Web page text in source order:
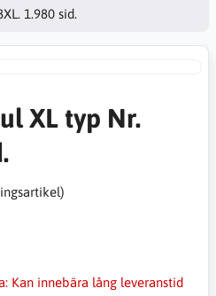
1.980 sid.
XL typ Nr.
Kan innebära lång leveranstid